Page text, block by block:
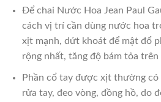
Để chai Nước Hoa Jean Paul
cách vị trí cần dùng nước hoa
xịt mạnh, dứt khoát để mật đổ
rộng nhất, tăng độ bám tỏa trên
Phần cổ tay được xịt thường
rửa tay, đeo vòng, đồng hồ, do